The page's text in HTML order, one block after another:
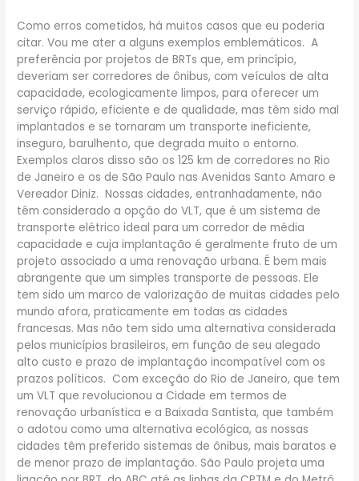
Como erros cometidos, há muitos casos que eu poderia
citar. Vou me ater a alguns exemplos emblemáticos. A
preferência por projetos de BRTs que, em princípio,
deveriam ser corredores de ônibus, com veículos de alta
capacidade, ecologicamente limpos, para oferecer um
serviço rápido, eficiente e de qualidade, mas têm sido mal
implantados e se tornaram um transporte ineficiente,
inseguro, barulhento, que degrada muito o entorno.
Exemplos claros disso são os 125 km de corredores no Rio
de Janeiro e os de São Paulo nas Avenidas Santo Amaro e
Vereador Diniz. Nossas cidades, entranhadamente, não
têm considerado a opção do VLT, que é um sistema de
transporte elétrico ideal para um corredor de média
capacidade e cuja implantação é geralmente fruto de um
projeto associado a uma renovação urbana. É bem mais
abrangente que um simples transporte de pessoas. Ele
tem sido um marco de valorização de muitas cidades pelo
mundo afora, praticamente em todas as cidades
francesas. Mas não tem sido uma alternativa considerada
pelos municípios brasileiros, em função de seu alegado
alto custo e prazo de implantação incompatível com os
prazos políticos. Com exceção do Rio de Janeiro, que tem
um VLT que revolucionou a Cidade em termos de
renovação urbanística e a Baixada Santista, que também
o adotou como uma alternativa ecológica, as nossas
cidades têm preferido sistemas de ônibus, mais baratos e
de menor prazo de implantação. São Paulo projeta uma